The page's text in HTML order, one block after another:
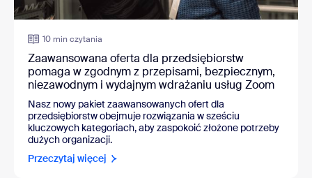
10 min czytania
Zaawansowana oferta dla przedsiębiorstw
pomaga w zgodnym z przepisami, bezpiecznym,
niezawodnym i wydajnym wdrażaniu usług Zoom
Nasz nowy pakiet zaawansowanych ofert dla
przedsiębiorstw obejmuje rozwiązania w sześciu
kluczowych kategoriach, aby zaspokoić złożone potrzeby
dużych organizacji.
Przeczytaj więcej